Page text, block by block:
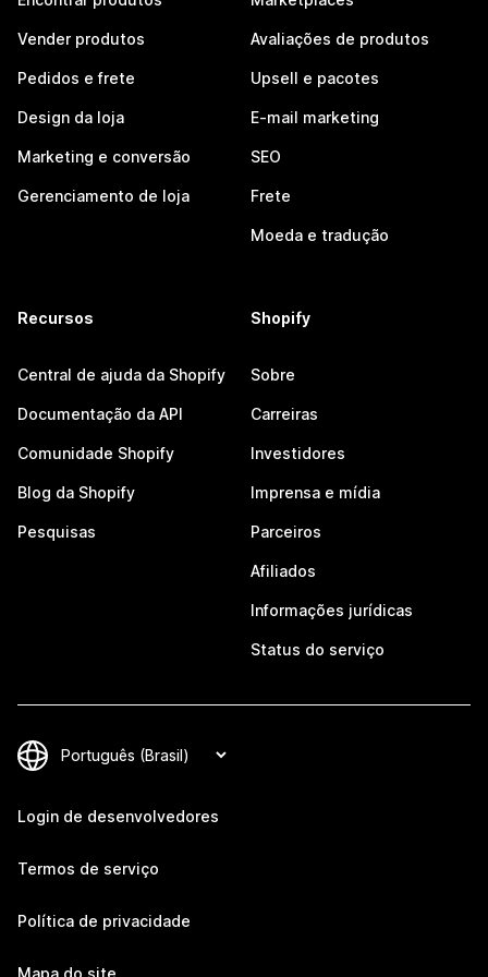
Vender produtos
Pedidos e frete
Design da loja
Marketing e conversão
Gerenciamento de loja
Avaliações de produtos
Upsell e pacotes
E-mail marketing
SEO
Frete
Moeda e tradução
Recursos
Central de ajuda da Shopify
Documentação da API
Comunidade Shopify
Blog da Shopify
Pesquisas
Shopify
Sobre
Carreiras
Investidores
Imprensa e mídia
Parceiros
Afiliados
Informações jurídicas
Status do serviço
Login de desenvolvedores
Termos de serviço
Política de privacidade
Mapa do site